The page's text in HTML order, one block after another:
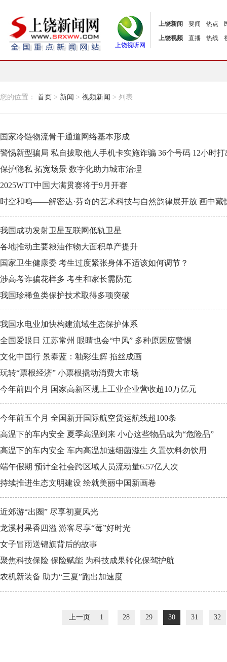
上饶视听网
上饶新闻 要闻 热点
上饶视频
直播 热线
您的位置： 首页 > 新闻 > 视频新闻 > 列表
国家冷链物流骨干通道网络基本形成
警惕新型骗局 私自拔取他人手机卡实施诈骗 36个号码 12小时
保护隐私 拓宽场景 数字化助力城市治理
2025WTT中国大满贯赛将于9月开赛
时空和鸣——解密达·芬奇的艺术科技与自然韵律展开放 画中藏
我国成功发射卫星互联网低轨卫星
各地推动主要粮油作物大面积单产提升
国家卫生健康委 考生过度紧张身体不适该如何调节？
涉高考诈骗花样多 考生和家长需防范
我国珍稀鱼类保护技术取得多项突破
我国水电业加快构建流域生态保护体系
全国爱眼日 江苏常州 眼睛也会“中风” 多种原因应警惕
文化中国行 景泰蓝：釉彩生辉 掐丝成画
玩转“票根经济” 小票根撬动消费大市场
今年前四个月 国家高新区规上工业企业营收超10万亿元
今年前五个月 全国新开国际航空货运航线超100条
高温下的车内安全 夏季高温到来 小心这些物品成为“危险品”
高温下的车内安全 车内高温加速细菌滋生 久置饮料勿饮用
端午假期 预计全社会跨区域人员流动量6.57亿人次
持续推进生态文明建设 绘就美丽中国新画卷
近郊游“出圈” 尽享初夏风光
龙溪村果香四溢 游客尽享“莓”好时光
女子冒雨送锦旗背后的故事
聚焦科技保险 保险赋能 为科技成果转化保驾护航
农机新装备 助力“三夏”跑出加速度
上一页 1 28 29 30 31 32